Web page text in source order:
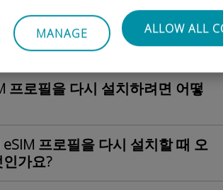
MANAGE ALLOW ALL
어떻게 하나요?
또는 비활성화하나요?
프로필을 다시 설치하려면 어떻
프로필을 다시 설치할 때 오
가요?